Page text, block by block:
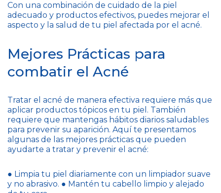
Con una combinación de cuidado de la piel
adecuado y productos efectivos, puedes mejorar el
aspecto y la salud de tu piel afectada por el acné.
Mejores Prácticas para
combatir el Acné
Tratar el acné de manera efectiva requiere más que
aplicar productos tópicos en tu piel. También
requiere que mantengas hábitos diarios saludables
para prevenir su aparición. Aquí te presentamos
algunas de las mejores prácticas que pueden
ayudarte a tratar y prevenir el acné:
● Limpia tu piel diariamente con un limpiador suave
y no abrasivo. ● Mantén tu cabello limpio y alejado